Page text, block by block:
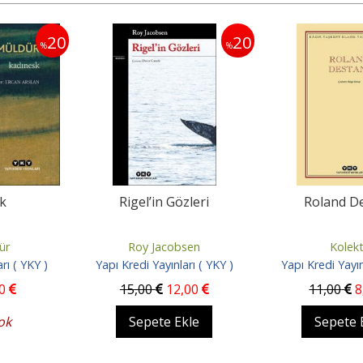
%20
( YKY )
,00
%20
Roland Destanı
Kolektif
Yapı Kredi Yayınları ( YKY )
11,00 8,80
Sepete Ekle
Marcus
Yapı Kredi
29,00